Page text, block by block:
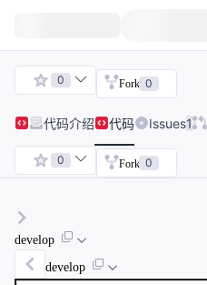
0 Fork 0
代码介绍 代码 Issues1
0 Fork 0
develop
develop